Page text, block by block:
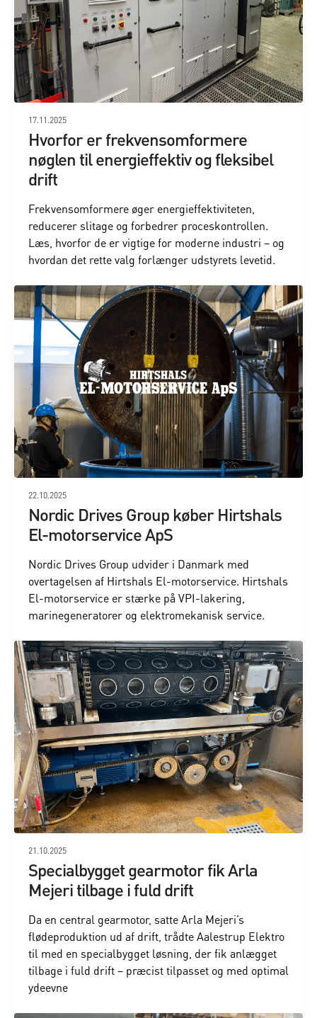
17.11.2025
Hvorfor er frekvensomformere
nøglen til energieffektiv og fleksibel
drift
Frekvensomformere øger energieffektiviteten,
reducerer slitage og forbedrer proceskontrollen.
Læs, hvorfor de er vigtige for moderne industri – og
hvordan det rette valg forlænger udstyrets levetid.
22.10.2025
Nordic Drives Group køber Hirtshals
El-motorservice ApS
Nordic Drives Group udvider i Danmark med
overtagelsen af Hirtshals El-motorservice. Hirtshals
El-motorservice er stærke på VPI-lakering,
marinegeneratorer og elektromekanisk service.
21.10.2025
Specialbygget gearmotor fik Arla
Mejeri tilbage i fuld drift
Da en central gearmotor, satte Arla Mejeri’s
flødeproduktion ud af drift, trådte Aalestrup Elektro
til med en specialbygget løsning, der fik anlægget
tilbage i fuld drift – præcist tilpasset og med optimal
ydeevne